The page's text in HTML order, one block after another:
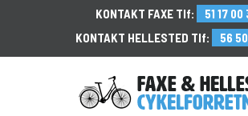
KONTAKT FAXE Tlf:
51 17 00
KONTAKT HELLESTED Tlf:
56